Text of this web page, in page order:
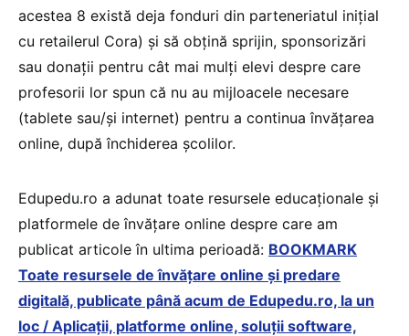
acestea 8 există deja fonduri din parteneriatul inițial
cu retailerul Cora) și să obțină sprijin, sponsorizări
sau donații pentru cât mai mulți elevi despre care
profesorii lor spun că nu au mijloacele necesare
(tablete sau/și internet) pentru a continua învățarea
online, după închiderea școlilor.
Edupedu.ro a adunat toate resursele educaționale și
platformele de învățare online despre care am
publicat articole în ultima perioadă: BOOKMARK
Toate resursele de învățare online și predare
digitală, publicate până acum de Edupedu.ro, la un
loc / Aplicații, platforme online, soluții software,